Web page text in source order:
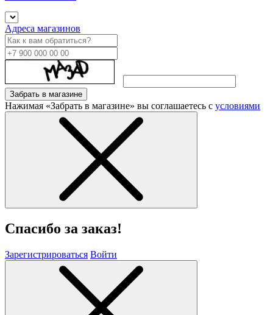
Адреса магазинов
Забрать в магазине
Нажимая «Забрать в магазине» вы соглашаетесь с условиями
Спасибо за заказ!
Зарегистрироваться Войти